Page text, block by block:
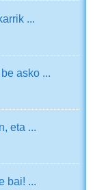
...
asko ...
eta ...
bai! ...